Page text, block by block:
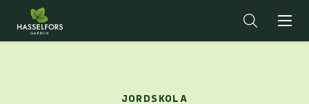
JORDSKOLA